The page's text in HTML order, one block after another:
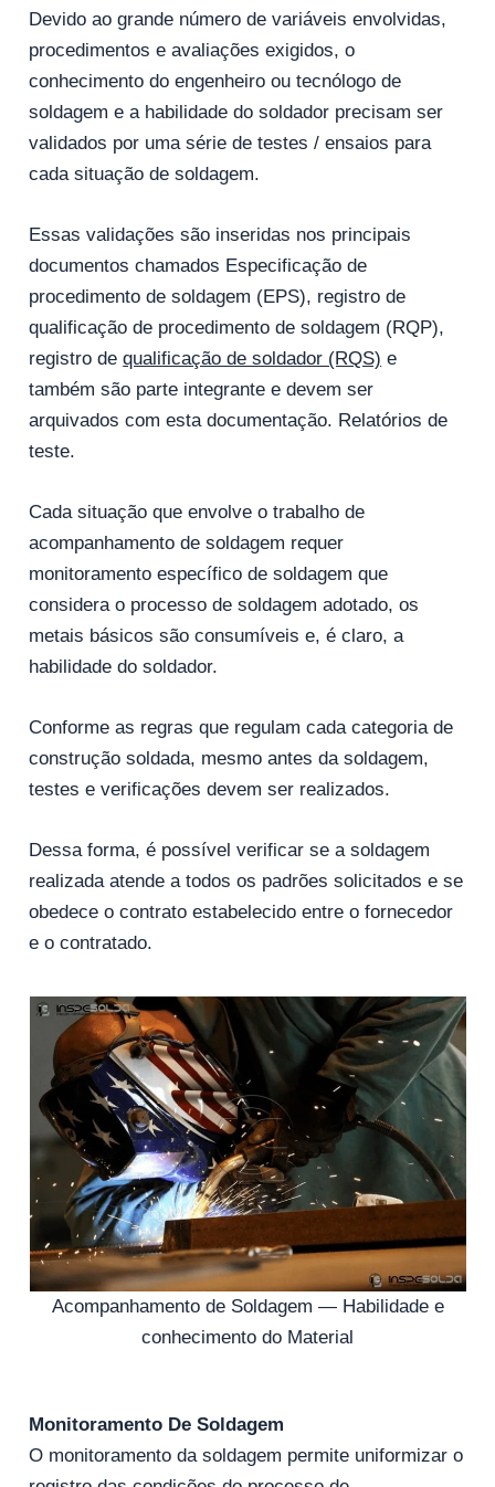
Devido ao grande número de variáveis ​​envolvidas,
procedimentos e avaliações exigidos, o
conhecimento do engenheiro ou tecnólogo de
soldagem e a habilidade do soldador precisam ser
validados por uma série de testes / ensaios para
cada situação de soldagem.
Essas validações são inseridas nos principais
documentos chamados Especificação de
procedimento de soldagem (EPS), registro de
qualificação de procedimento de soldagem (RQP),
registro dequalificação de soldador (RQS) e
também são parte integrante e devem ser
arquivados com esta documentação. Relatórios de
teste.
Cada situação que envolve o trabalho de
acompanhamento de soldagem requer
monitoramento específico de soldagem que
considera o processo de soldagem adotado, os
metais básicos são consumíveis e, é claro, a
habilidade do soldador.
Conforme as regras que regulam cada categoria de
construção soldada, mesmo antes da soldagem,
testes e verificações devem ser realizados.
Dessa forma, é possível verificar se a soldagem
realizada atende a todos os padrões solicitados e se
obedece o contrato estabelecido entre o fornecedor
e o contratado.
Acompanhamento de Soldagem — Habilidade e
conhecimento do Material
Monitoramento De Soldagem
O monitoramento da soldagem permite uniformizar o